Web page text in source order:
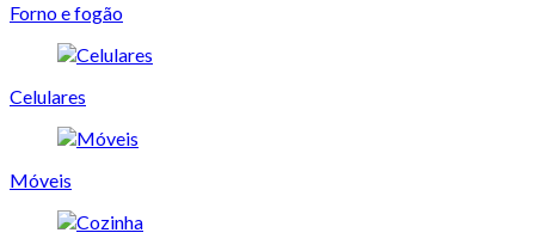
Forno e fogão
Celulares
Móveis